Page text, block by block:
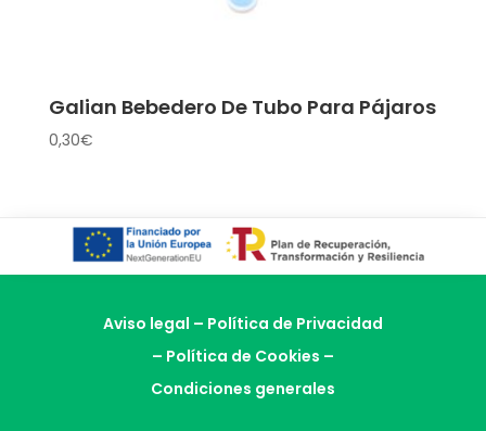
Galian Bebedero De Tubo Para Pájaros
0,30€
Aviso legal – Política de Privacidad
– Política de Cookies –
Condiciones generales